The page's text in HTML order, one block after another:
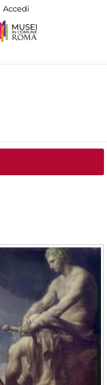
Accedi